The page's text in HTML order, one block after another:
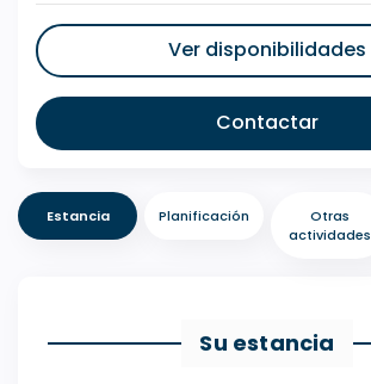
Ver disponibilidades
Contactar
Estancia Planificación
Otras
actividades
Su estancia